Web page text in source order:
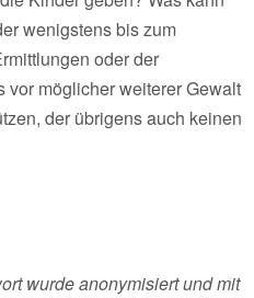
wenigstens bis zum
oder der
vor möglicher weiterer Gewalt
der übrigens auch keinen
wurde anonymisiert und mit